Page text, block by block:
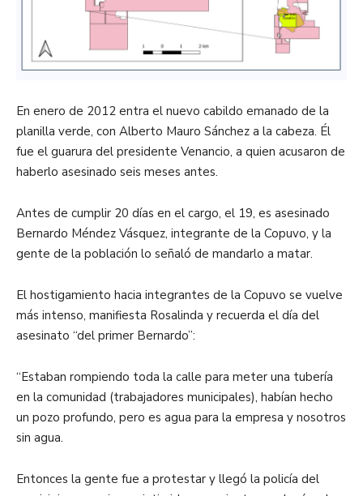
En enero de 2012 entra el nuevo cabildo emanado de la
planilla verde, con Alberto Mauro Sánchez a la cabeza. Él
fue el guarura del presidente Venancio, a quien acusaron de
haberlo asesinado seis meses antes.
Antes de cumplir 20 días en el cargo, el 19, es asesinado
Bernardo Méndez Vásquez, integrante de la Copuvo, y la
gente de la población lo señaló de mandarlo a matar.
El hostigamiento hacia integrantes de la Copuvo se vuelve
más intenso, manifiesta Rosalinda y recuerda el día del
asesinato “del primer Bernardo”:
“Estaban rompiendo toda la calle para meter una tubería
en la comunidad (trabajadores municipales), habían hecho
un pozo profundo, pero es agua para la empresa y nosotros
sin agua.
Entonces la gente fue a protestar y llegó la policía del